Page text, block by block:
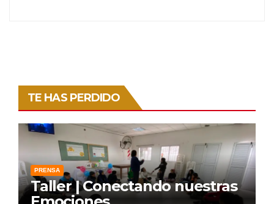
TE HAS PERDIDO
PRENSA
Taller | Conectando nuestras